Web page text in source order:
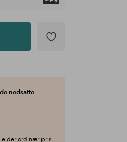
nedsatte
ordinær pris.